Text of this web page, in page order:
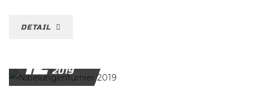
DETAIL
12 2019